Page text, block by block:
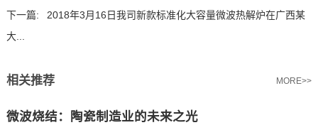
下一篇:
2018年3月16日我司新款标准化大容量微波热解炉在广西某
大...
相关推荐 MORE>>
微波烧结：陶瓷制造业的未来之光